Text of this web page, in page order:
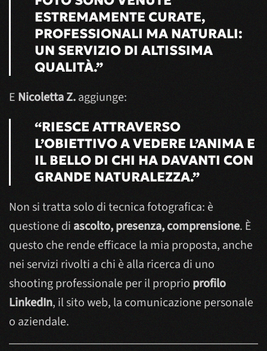
ESTREMAMENTE CURATE,
PROFESSIONALI MA NATURALI:
UN SERVIZIO DI ALTISSIMA
QUALITÀ.”
E Nicoletta Z.aggiunge:
“RIESCE ATTRAVERSO
L’OBIETTIVO A VEDERE L’ANIMA E
IL BELLO DI CHI HA DAVANTI CON
GRANDE NATURALEZZA.”
Non si tratta solo di tecnica fotografica: è
questione di ascolto, presenza, comprensione. È
questo che rende efficace la mia proposta, anche
nei servizi rivolti a chi è alla ricerca di uno
shooting professionale per il proprio profilo
LinkedIn, il sito web, la comunicazione personale
o aziendale.